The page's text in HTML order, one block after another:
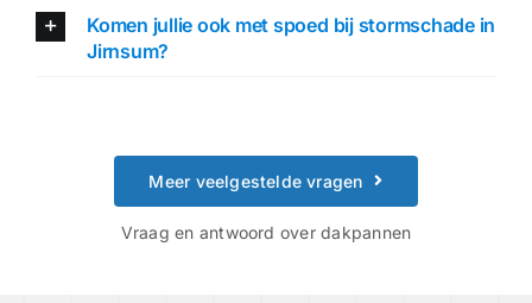
Komen jullie ook met spoed bij stormschade in
Jirnsum?
Meer veelgestelde vragen
Vraag en antwoord over dakpannen